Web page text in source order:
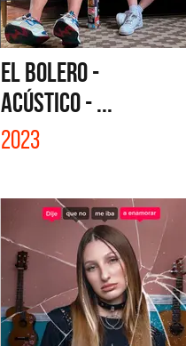
EL BOLERO -
ACÚSTICO - ...
2023